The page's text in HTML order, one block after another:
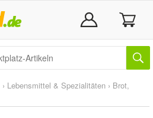
› Lebensmittel & Spezialitäten › Brot,